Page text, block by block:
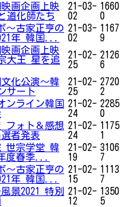
画企画上映
道化師たち
21-03-
02
1660
0
～古家正亨の
年 韓国...
21-03-
02
1167
9
画企画上映
大王 星を追
21-02-
25
2126
6
化公演〜韓
サート
21-02-
25
2720
2
ンライン韓国 21-02-
24
2285
0
フォト＆感想
者発表
21-02-
24
1175
1
世宗学堂 韓
度春季...
21-02-
19
3106
7
～古家正亨の
年 韓国...
21-02-
15
1113
7
景2021 特別
21-02-
12
1350
5